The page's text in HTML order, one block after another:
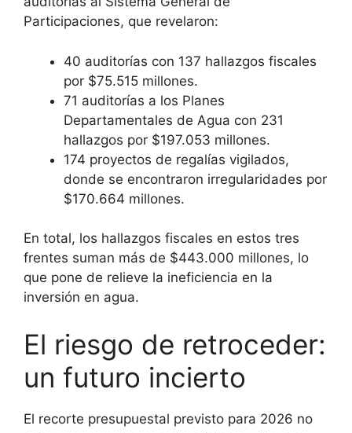
Participaciones, que revelaron:
40 auditorías con 137 hallazgos fiscales
por $75.515 millones.
71 auditorías a los Planes
Departamentales de Agua con 231
hallazgos por $197.053 millones.
174 proyectos de regalías vigilados,
donde se encontraron irregularidades por
$170.664 millones.
En total, los hallazgos fiscales en estos tres
frentes suman más de $443.000 millones, lo
que pone de relieve la ineficiencia en la
inversión en agua.
El riesgo de retroceder:
un futuro incierto
El recorte presupuestal previsto para 2026 no